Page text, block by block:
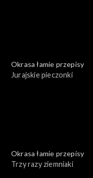
Okrasa łamie przepisy
Jurajskie pieczonki
Okrasa łamie przepisy
Trzy razy ziemniaki